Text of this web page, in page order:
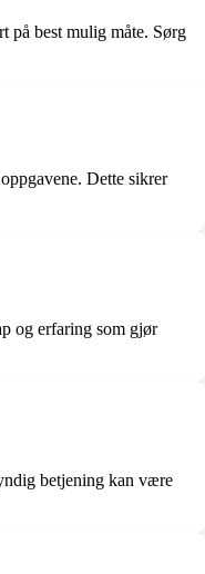
på best mulig måte. Sørg
Dette sikrer
og erfaring som gjør
betjening kan være